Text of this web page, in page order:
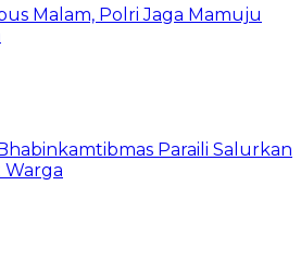
Malam, Polri Jaga Mamuju
Paraili Salurkan
Warga